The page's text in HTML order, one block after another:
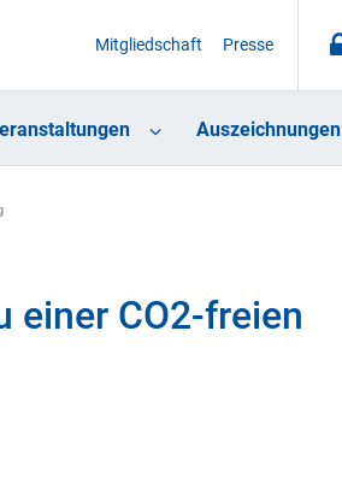
Mitgliedschaft Presse
Auszeichnungen
einer CO2-freien